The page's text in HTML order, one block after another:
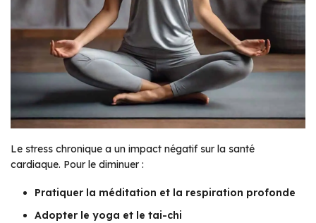
Le stress chronique a un impact négatif sur la santé
cardiaque. Pour le diminuer :
Pratiquer la méditation et la respiration profonde
Adopter le yoga et le tai-chi